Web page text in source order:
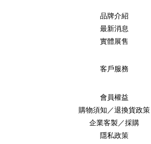
品牌介紹
最新消息
實體展售
客戶服務
會員權益
購物須知／退換貨政策
企業客製／採購
隱私政策